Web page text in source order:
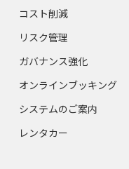
コスト削減
リスク管理
ガバナンス強化
オンラインブッキング
システムのご案内
レンタカー